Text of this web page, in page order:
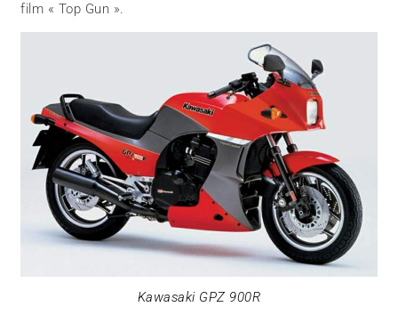
film « Top Gun ».
Kawasaki GPZ 900R